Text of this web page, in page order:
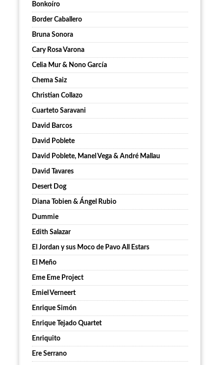
Bonkoíro
Border Caballero
Bruna Sonora
Cary Rosa Varona
Celia Mur & Nono García
Chema Saiz
Christian Collazo
Cuarteto Saravani
David Barcos
David Poblete
David Poblete, Manel Vega & André Mallau
David Tavares
Desert Dog
Diana Tobien & Ángel Rubio
Dummie
Edith Salazar
El Jordan y sus Moco de Pavo All Estars
El Meño
Eme Eme Project
Emiel Verneert
Enrique Simón
Enrique Tejado Quartet
Enriquito
Ere Serrano